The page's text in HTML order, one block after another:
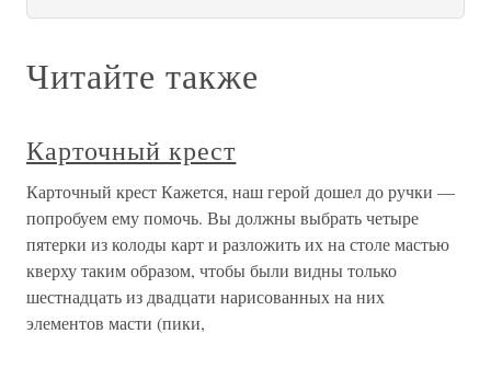
Читайте также
Карточный крест
Карточный крест Кажется, наш герой дошел до ручки —
попробуем ему помочь. Вы должны выбрать четыре
пятерки из колоды карт и разложить их на столе мастью
кверху таким образом, чтобы были видны только
шестнадцать из двадцати нарисованных на них
элементов масти (пики,